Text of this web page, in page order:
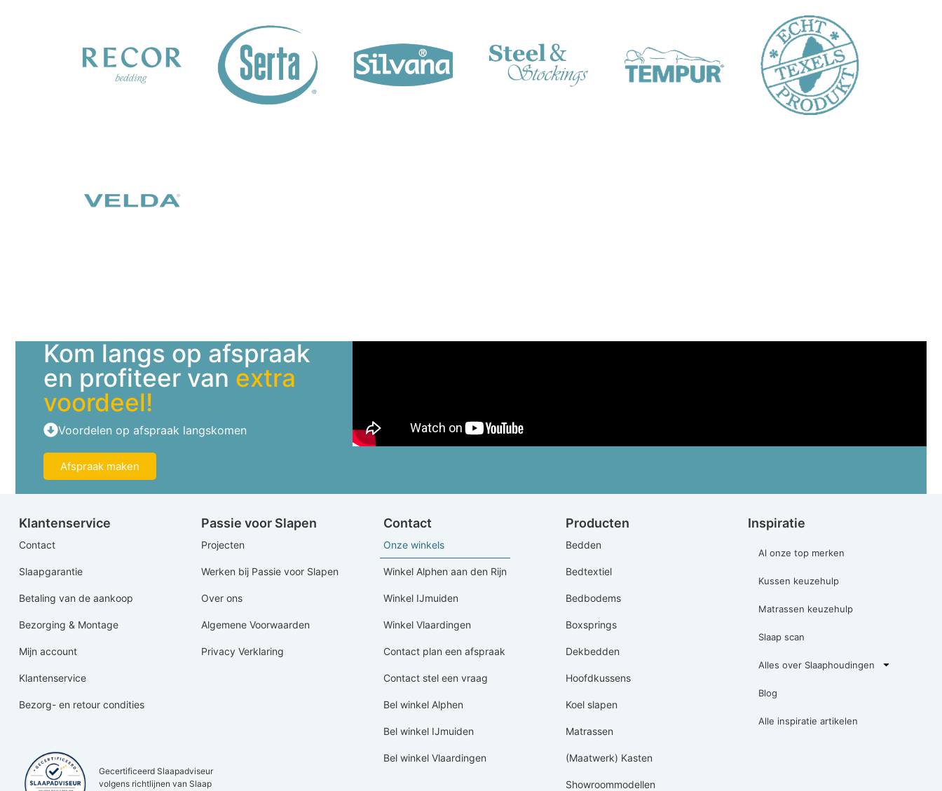
Kom langs op afspraak
en profiteer van extra
voordeel!
Voordelen op afspraak langskomen
Afspraak maken
Klantenservice
Contact
Slaapgarantie
Betaling van de aankoop
Bezorging & Montage
Mijn account
Klantenservice
Bezorg- en retour condities
Passie voor Slapen
Projecten
Werken bij Passie voor Slapen
Over ons
Algemene Voorwaarden
Privacy Verklaring
Contact
Onze winkels
Winkel Alphen aan den Rijn
Winkel IJmuiden
Winkel Vlaardingen
Contact plan een afspraak
Contact stel een vraag
Bel winkel Alphen
Bel winkel IJmuiden
Bel winkel Vlaardingen
Producten
Bedden
Bedtextiel
Bedbodems
Boxsprings
Dekbedden
Hoofdkussens
Koel slapen
Matrassen
(Maatwerk) Kasten
Showroommodellen
Inspiratie
Al onze top merken
Kussen keuzehulp
Matrassen keuzehulp
Slaap scan
Alles over Slaaphoudingen
Blog
Alle inspiratie artikelen
Gecertificeerd Slaapadviseur
volgens richtlijnen van Slaap